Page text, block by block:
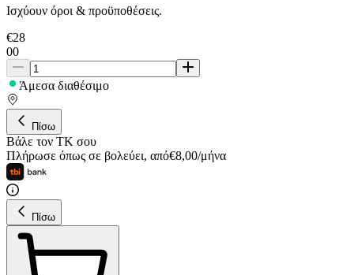
Ισχύουν όροι & προϋποθέσεις.
€28
00
Άμεσα διαθέσιμο
Πίσω
Βάλε τον ΤΚ σου
Πλήρωσε όπως σε βολεύει, από€8,00/μήνα
Πίσω